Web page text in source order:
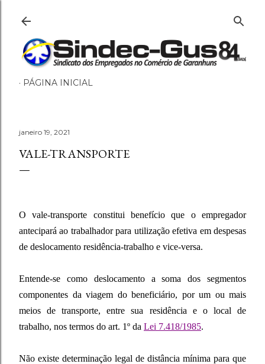
PÁGINA INICIAL
janeiro 19, 2021
VALE-TRANSPORTE
O vale-transporte constitui benefício que o empregador
antecipará ao trabalhador para utilização efetiva em despesas
de deslocamento residência-trabalho e vice-versa.
Entende-se como deslocamento a soma dos segmentos
componentes da viagem do beneficiário, por um ou mais
meios de transporte, entre sua residência e o local de
trabalho, nos termos do art. 1º da Lei 7.418/1985.
Não existe determinação legal de distância mínima para que